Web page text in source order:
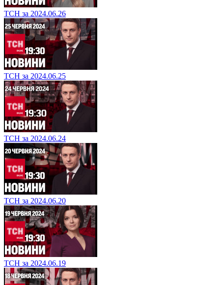
ТСН за 2024.06.26
ТСН за 2024.06.25
ТСН за 2024.06.24
ТСН за 2024.06.20
ТСН за 2024.06.19